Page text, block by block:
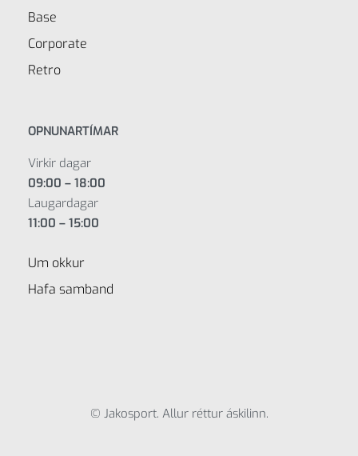
Base
Corporate
Retro
OPNUNARTÍMAR
Virkir dagar
09:00 – 18:00
Laugardagar
11:00 – 15:00
Um okkur
Hafa samband
© Jakosport. Allur réttur áskilinn.